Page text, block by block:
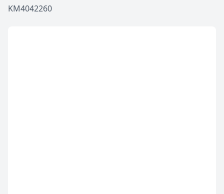
KM4042260